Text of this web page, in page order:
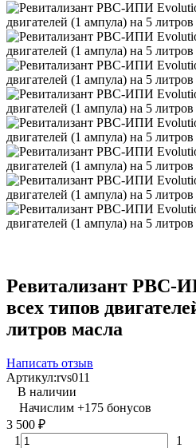
Ревитализант РВС-
всех типов
литров масла
Написать отзыв
Артикул:rvs011
В наличии
Начислим +175 бонусов
3 500 ₽
1
1